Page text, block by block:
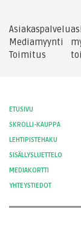
Asiakaspalvelu
Mediamyynti
Toimitus
ETUSIVU
SKROLLI-KAUPPA
LEHTIPISTEHAKU
SISÄLLYSLUETTELO
MEDIAKORTTI
YHTEYSTIEDOT